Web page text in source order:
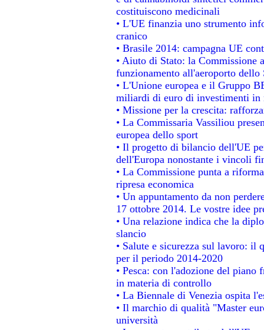
costituiscono medicinali
• L'UE finanzia uno strumento
cranico
• Brasile 2014: campagna UE
• Aiuto di Stato: la Commissione
funzionamento all'aeroporto
• L'Unione europea e il Gruppo
miliardi di euro di investimenti in
• Missione per la crescita:
• La Commissaria Vassiliou
europea dello sport
• Il progetto di bilancio dell'UE
dell'Europa nonostante i vincoli
• La Commissione punta a
ripresa economica
• Un appuntamento da non
17 ottobre 2014. Le vostre idee
• Una relazione indica che la
slancio
• Salute e sicurezza sul lavoro:
per il periodo 2014-2020
• Pesca: con l'adozione del
in materia di controllo
• La Biennale di Venezia ospita
• Il marchio di qualità "Master
università